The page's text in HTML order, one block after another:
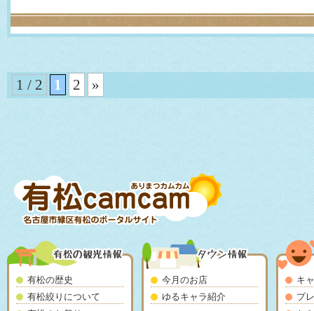
1 / 2 1 2 »
有松の歴史
有松絞りについて
今月のお店
ゆるキャラ紹介
キ
プ